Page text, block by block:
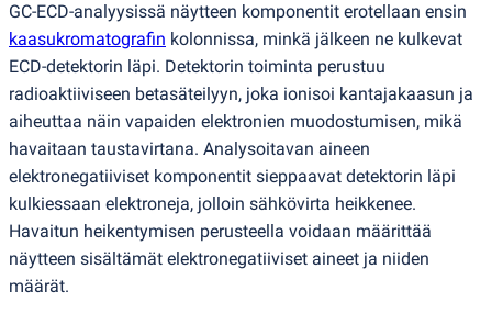
GC-ECD-analyysissä näytteen komponentit erotellaan ensin
kaasukromatografin kolonnissa, minkä jälkeen ne kulkevat
ECD-detektorin läpi. Detektorin toiminta perustuu
radioaktiiviseen betasäteilyyn, joka ionisoi kantajakaasun ja
aiheuttaa näin vapaiden elektronien muodostumisen, mikä
havaitaan taustavirtana. Analysoitavan aineen
elektronegatiiviset komponentit sieppaavat detektorin läpi
kulkiessaan elektroneja, jolloin sähkövirta heikkenee.
Havaitun heikentymisen perusteella voidaan määrittää
näytteen sisältämät elektronegatiiviset aineet ja niiden
määrät.